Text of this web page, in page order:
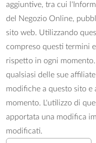
aggiuntive, tra cui
del Negozio Online,
sito web. Utilizzando
compreso questi termini
rispetto in ogni momento.
qualsiasi delle sue
modifiche a questo sito e
momento. L'utilizzo di
apportata una modifica
modificati.